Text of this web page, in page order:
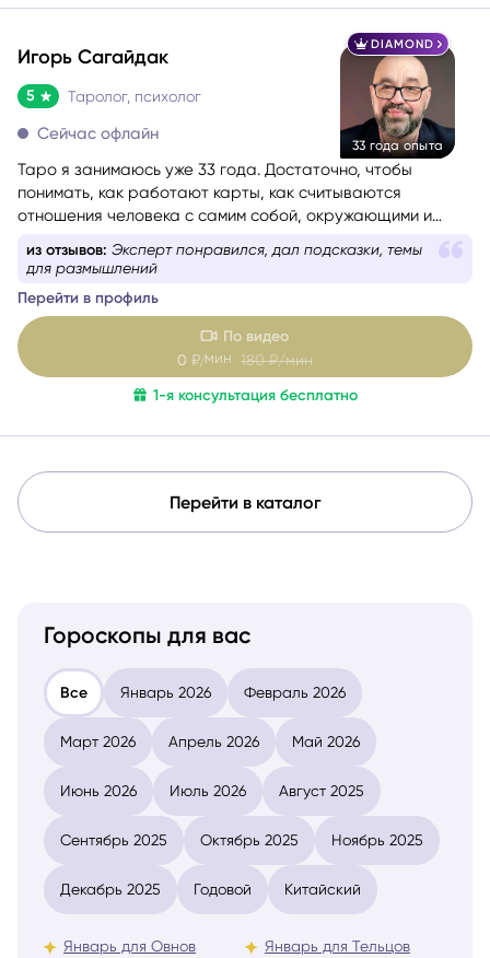
DIAMOND
33 года опыта
Игорь Сагайдак
5 Таролог, психолог
Сейчас офлайн
Таро я занимаюсь уже 33 года. Достаточно, чтобы
понимать, как работают карты, как считываются
отношения человека с самим собой, окружающими и
собеседника — бережно и с вниманием. Как
необходимости использую техники гармонизации
эмоционального состояния.Работаю с метафорическими
ассоциативными картами, позволяющими глубже
раскрыть беспокоящую ситуацию, найти ресурсы в себе
из отзывов: Эксперт понравился, дал подсказки, темы
для размышлений
Перейти в профиль
По видео
0 ₽/мин180 ₽/мин
1-я консультация бесплатно
Перейти в каталог
Гороскопы для вас
Все Январь 2026 Февраль 2026
Март 2026 Апрель 2026 Май 2026
Июнь 2026 Июль 2026 Август 2025
Сентябрь 2025 Октябрь 2025 Ноябрь 2025
Декабрь 2025 Годовой Китайский
Январь для Овнов
Январь для Тельцов